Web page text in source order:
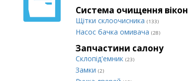
Система очищення вікон
Щітки склоочисника (133)
Насос бачка омивача (28)
Запчастини салону
Склопід'емник (23)
Замки (2)